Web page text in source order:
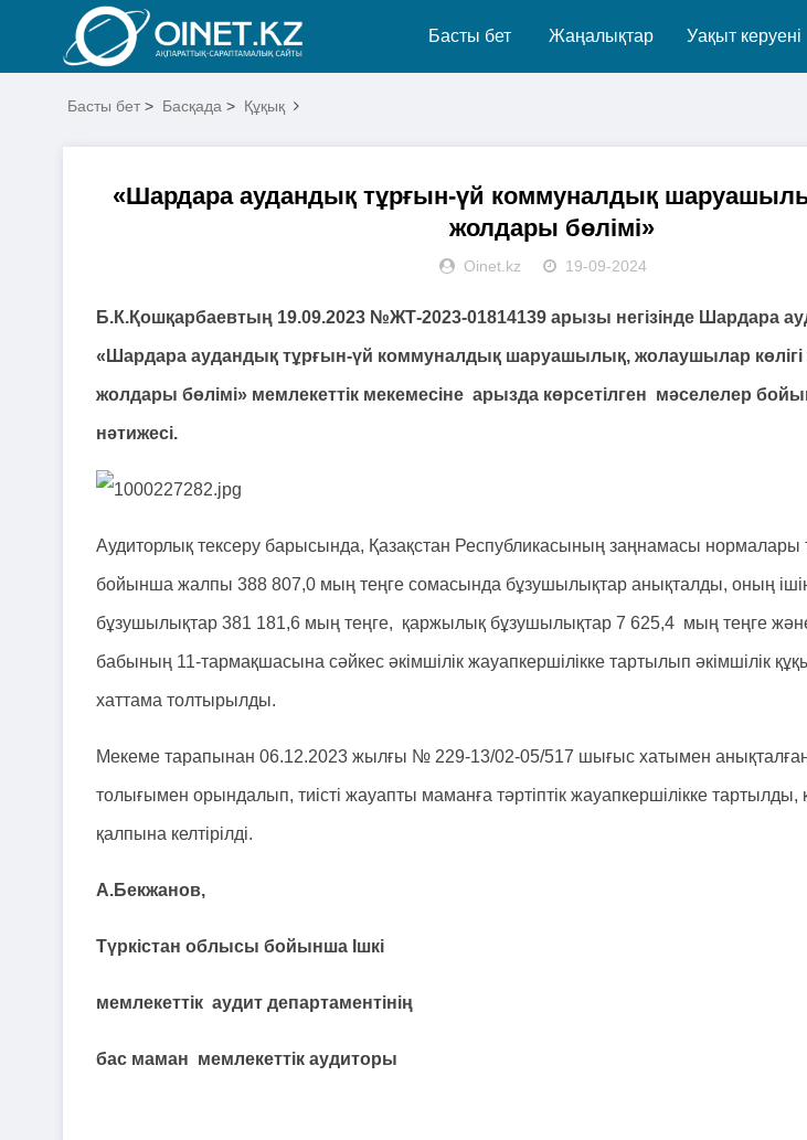
Басты бет Жаңалықтар Уақыт керуені
Басты бет > Басқада > Құқық
«Шардара аудандық тұрғын-үй коммуналдық
жолдары бөлімі»
Oinet.kz 19-09-2024
Б.К.Қошқарбаевтың 19.09.2023 №ЖТ-2023-01814139 арызы негізінде Шардара
«Шардара аудандық тұрғын-үй коммуналдық шаруашылық, жолаушылар
жолдары бөлімі» мемлекеттік мекемесіне арызда көрсетілген мәселелер
нәтижесі.
Аудиторлық тексеру барысында, Қазақстан Республикасының заңнамасы нормалары
бойынша жалпы 388 807,0 мың теңге сомасында бұзушылықтар анықталды, оның
бұзушылықтар 381 181,6 мың теңге, қаржылық бұзушылықтар 7 625,4 мың теңге
бабының 11-тармақшасына сәйкес әкімшілік жауапкершілікке тартылып әкімшілік
хаттама толтырылды.
Мекеме тарапынан 06.12.2023 жылғы № 229-13/02-05/517 шығыс хатымен
толығымен орындалып, тиісті жауапты маманға тәртіптік жауапкершілікке тартылды,
қалпына келтірілді.
А.Бекжанов,
Түркістан облысы бойынша Ішкі
мемлекеттік аудит департаментінің
бас маман мемлекеттік аудиторы